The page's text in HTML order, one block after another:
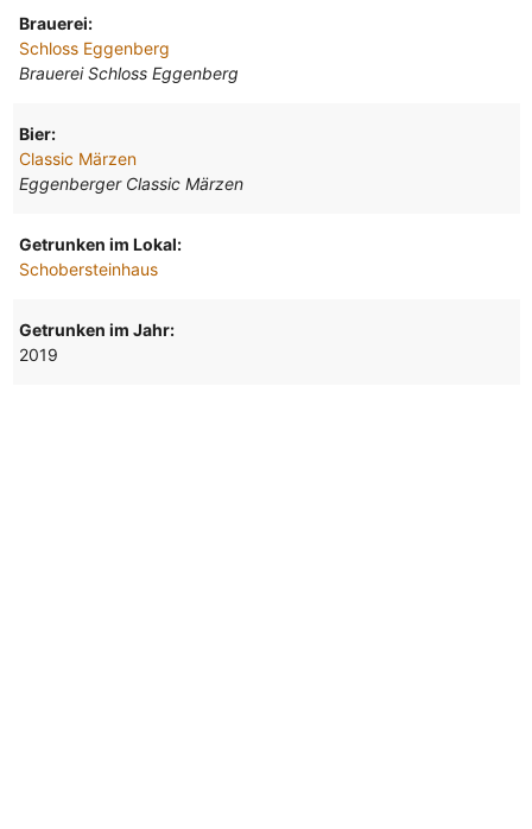
Brauerei:
Schloss Eggenberg
Brauerei Schloss Eggenberg
Bier:
Classic Märzen
Eggenberger Classic Märzen
Getrunken im Lokal:
Schobersteinhaus
Getrunken im Jahr:
2019